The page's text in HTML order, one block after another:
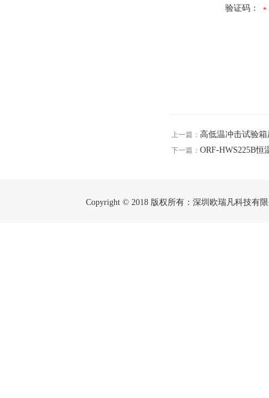
验证码：
上一篇： 高低温冲击试验箱
下一篇： ORF-HWS225B
Copyright © 2018 版权所有：深圳欧瑞凡科技有